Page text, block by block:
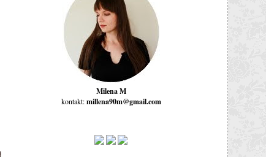
Milena M
kontakt:millena90m@gmail.com